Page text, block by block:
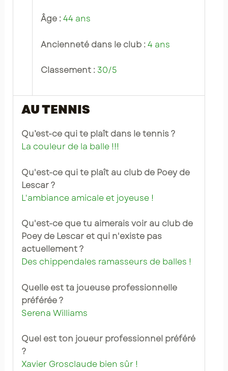
Âge :44 ans
Ancienneté dans le club :4 ans
Classement : 30/5
AU TENNIS
Qu’est-ce qui te plaît dans le tennis ?
La couleur de la balle !!!
Qu'est-ce qui te plaît au club de Poey de
Lescar ?
L'ambiance amicale et joyeuse !
Qu'est-ce que tu aimerais voir au club de
Poey de Lescar et qui n'existe pas
actuellement ?
Des chippendales ramasseurs de balles !
Quelle est ta joueuse professionnelle
préférée ?
Serena Williams
Quel est ton joueur professionnel préféré
?
Xavier Grosclaude bien sûr !